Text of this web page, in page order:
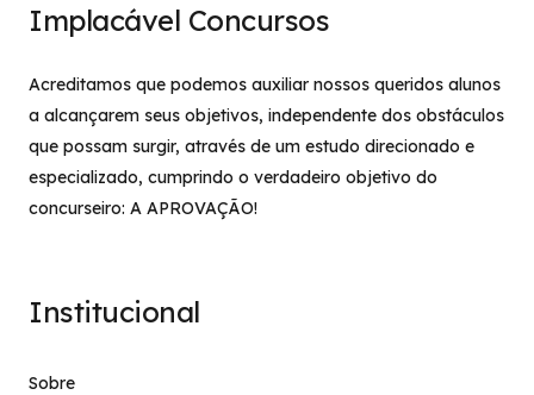
Implacável Concursos
Acreditamos que podemos auxiliar nossos queridos alunos
a alcançarem seus objetivos, independente dos obstáculos
que possam surgir, através de um estudo direcionado e
especializado, cumprindo o verdadeiro objetivo do
concurseiro: A APROVAÇÃO!
Institucional
Sobre